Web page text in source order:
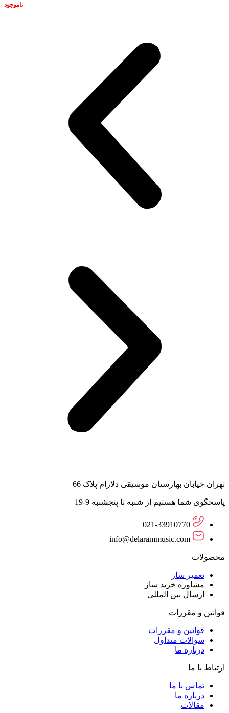
ناموجود
تهران خیابان بهارستان موسیقی دلارام پلاک 66
پاسخگوی شما هستیم از شنبه تا پنجشنبه 9-19
021-33910770
info@delarammusic.com
محصولات
تعمیر ساز
مشاوره خرید ساز
ارسال بین المللی
قوانین و مقررات
قوانین و مقررات
سوالات متداول
درباره ما
ارتباط با ما
تماس با ما
درباره ما
مقالات